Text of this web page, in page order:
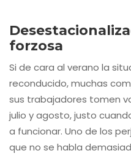
forzosa
Si de cara al verano la
reconducido, muchas
sus trabajadores tomen
julio y agosto, justo
a funcionar. Uno de los
que no se habla